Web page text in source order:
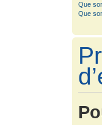
Que
Que